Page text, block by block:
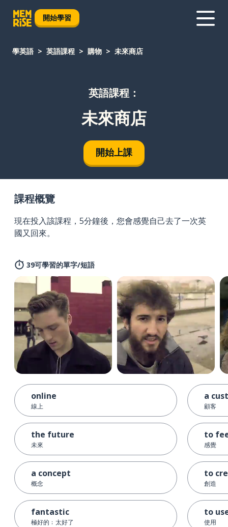
開始學習
學英語 英語課程 購物 未來商店
英語課程：
未來商店
開始上課
課程概覽
現在投入該課程，5分鐘後，您會感覺自己去了一次英
國又回來。
39可學習的單字/短語
online
線上
the future
未來
a concept
概念
fantastic
極好的﹔太好了
a
顧客
to
感覺
to
創造
to
使用